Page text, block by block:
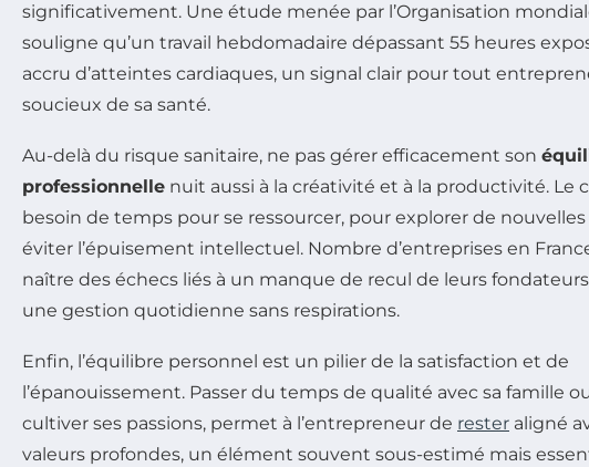
significativement. Une étude menée par l’Organisation
souligne qu’un travail hebdomadaire dépassant 55 heures
accru d’atteintes cardiaques, un signal clair pour tout
soucieux de sa santé.
Au-delà du risque sanitaire, ne pas gérer efficacement son
professionnelle nuit aussi à la créativité et à la productivité. Le
besoin de temps pour se ressourcer, pour explorer de nouvelles
éviter l’épuisement intellectuel. Nombre d’entreprises en
naître des échecs liés à un manque de recul de leurs
une gestion quotidienne sans respirations.
Enfin, l’équilibre personnel est un pilier de la satisfaction et de
l’épanouissement. Passer du temps de qualité avec sa famille
cultiver ses passions, permet à l’entrepreneur de rester aligné
valeurs profondes, un élément souvent sous-estimé mais